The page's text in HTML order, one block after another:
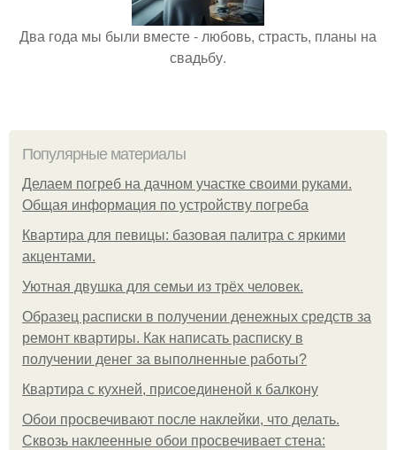
Два года мы были вместе - любовь, страсть, планы на
свадьбу.
Популярные материалы
Делаем погреб на дачном участке своими руками.
Общая информация по устройству погреба
Квартира для певицы: базовая палитра с яркими
акцентами.
Уютная двушка для семьи из трёх человек.
Образец расписки в получении денежных средств за
ремонт квартиры. Как написать расписку в
получении денег за выполненные работы?
Квартира с кухней, присоединеной к балкону
Обои просвечивают после наклейки, что делать.
Сквозь наклеенные обои просвечивает стена: